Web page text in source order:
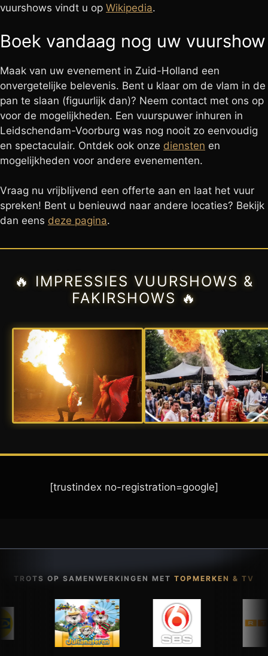
vuurshows vindt u op Wikipedia.
Boek vandaag nog uw vuurshow
Maak van uw evenement in Zuid-Holland een
onvergetelijke belevenis. Bent u klaar om de vlam in de
pan te slaan (figuurlijk dan)? Neem contact met ons op
voor de mogelijkheden. Een vuurspuwer inhuren in
Leidschendam-Voorburg was nog nooit zo eenvoudig
en spectaculair. Ontdek ook onze diensten en
mogelijkheden voor andere evenementen.
Vraag nu vrijblijvend een offerte aan en laat het vuur
spreken! Bent u benieuwd naar andere locaties? Bekijk
dan eens deze pagina.
🔥 IMPRESSIES VUURSHOWS &
FAKIRSHOWS 🔥
[trustindex no-registration=google]
TROTS OP SAMENWERKINGEN MET TOPMERKEN & TV